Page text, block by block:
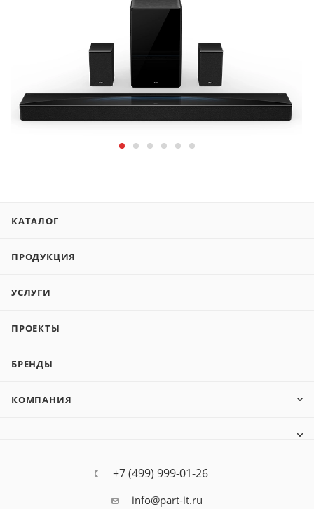
КАТАЛОГ
ПРОДУКЦИЯ
УСЛУГИ
ПРОЕКТЫ
БРЕНДЫ
КОМПАНИЯ
+7 (499) 999-01-26
info@part-it.ru